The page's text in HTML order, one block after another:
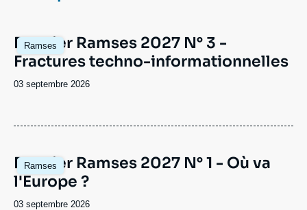
Se connecter
Nous soutenir
Ramses
Image
principale
Dossier Ramses 2027 N° 3 -
Fractures techno-informationnelles
Date
03 septembre 2026
Ramses
Image
principale
Dossier Ramses 2027 N° 1 - Où va
l'Europe ?
Date
03 septembre 2026